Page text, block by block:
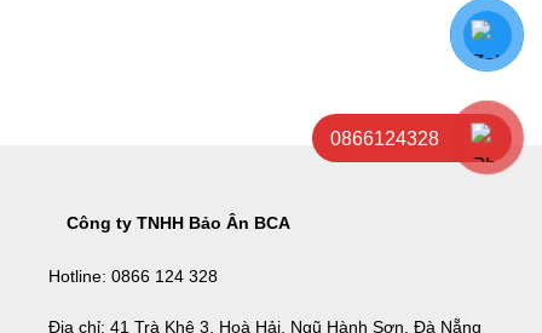
Công ty TNHH Bảo Ân BCA
Hotline: 0866 124 328
Địa chỉ: 41 Trà Khê 3, Hoà Hải, Ngũ Hành Sơn, Đà Nẵng
0866124328